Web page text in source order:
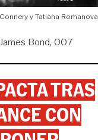
y Tatiana Romanova
James Bond 007
TRAS
CON